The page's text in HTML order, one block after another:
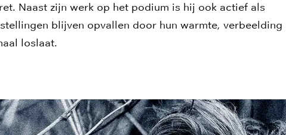
Naast zijn werk op het podium is hij ook actief als
blijven opvallen door hun warmte, verbeelding
loslaat.